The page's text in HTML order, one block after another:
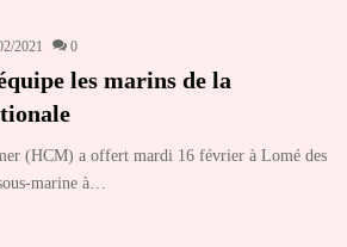
2021 0
les marins de la
(HCM) a offert mardi 16 février à Lomé des
marine à…